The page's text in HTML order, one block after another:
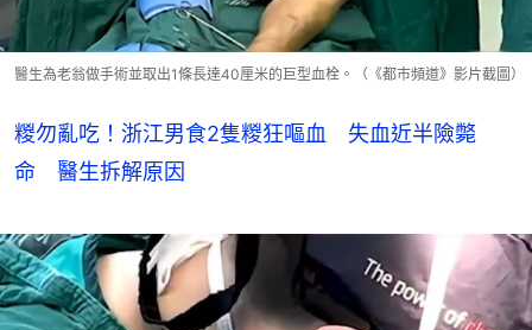
醫生為老翁做手術並取出1條長達40厘米的巨型血栓。（《都市頻道》影片截圖）
糉勿亂吃！浙江男食2隻糉狂嘔血 失血近半險斃
命 醫生拆解原因